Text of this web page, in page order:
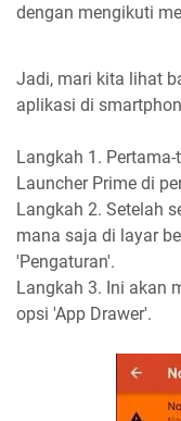
dengan mengikuti
Jadi, mari kita lihat
aplikasi di
Langkah 1.
Launcher Prime di
Langkah 2. Setelah
mana saja di layar
'Pengaturan'.
Langkah 3. Ini akan
opsi 'App Drawer'.